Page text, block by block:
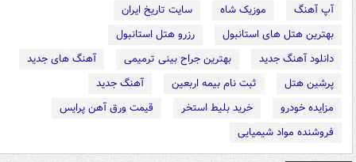
آپ آهنگ موزیک شاه
سایت تاریخ ایران
بهترین هتل های استانبول
رزرو هتل استانبول
دانلود آهنگ جدید
بهترین جراح بینی ترمیمی
آهنگ های جدید
پرشین هتل
ثبت نام بیمه اربعین
آهنگ جدید
مزایده خودرو
خرید بلیط استخر
قیمت ورق آهن پرایس
فروشنده مواد شیمیایی